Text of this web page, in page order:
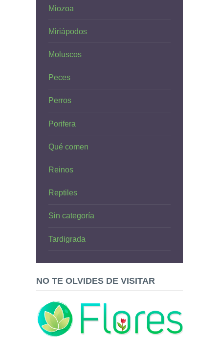
Miozoa
Miriápodos
Moluscos
Peces
Perros
Porifera
Qué comen
Reinos
Reptiles
Sin categoría
Tardigrada
NO TE OLVIDES DE VISITAR